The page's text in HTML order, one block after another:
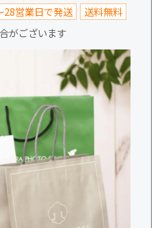
28営業日で発送
送料無料
がございます